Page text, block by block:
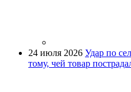
24 июля 2026 Удар по
тому, чей товар